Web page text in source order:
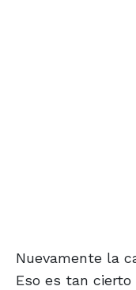
Nuevamente la
Eso es tan